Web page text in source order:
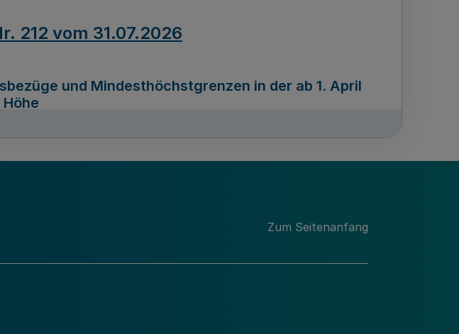
212 vom 31.07.2026
und Mindesthöchstgrenzen in der ab 1. April
des Förderprogramms „Mittelstand Innovativ &
Zum Seitenanfang